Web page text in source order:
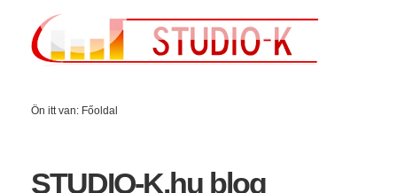
Ön itt van: Főoldal
STUDIO-K.hu blog